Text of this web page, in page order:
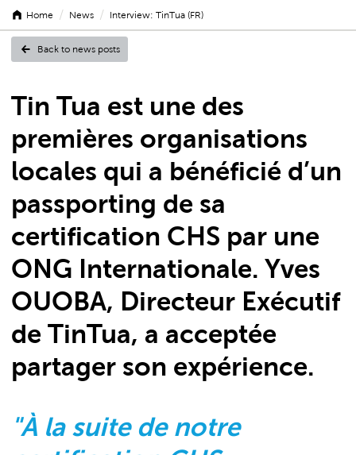
Home / News / Interview: TinTua (FR)
Back to news posts
Interview:
TinTua
(FR)
Tin Tua est une des
premières organisations
locales qui a bénéficié d’un
passporting de sa
certification CHS par une
ONG Internationale. Yves
OUOBA, Directeur Exécutif
de TinTua, a acceptée
partager son expérience.
"À la suite de notre